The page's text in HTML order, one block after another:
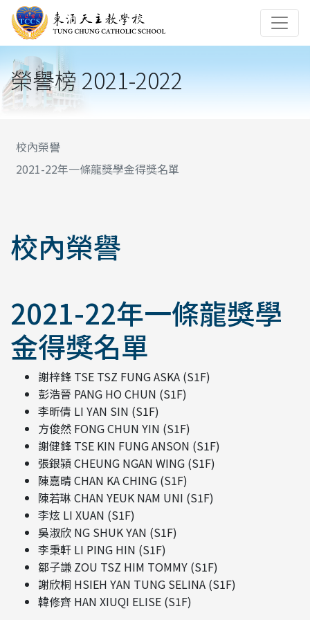
榮譽榜 2021-2022
校內榮譽
2021-22年一條龍獎學金得獎名單
校內榮譽
2021-22年一條龍獎學
金得獎名單
謝梓鋒 TSE TSZ FUNG ASKA (S1F)
彭浩晉 PANG HO CHUN (S1F)
李昕倩 LI YAN SIN (S1F)
方俊然 FONG CHUN YIN (S1F)
謝健鋒 TSE KIN FUNG ANSON (S1F)
張銀潁 CHEUNG NGAN WING (S1F)
陳嘉晴 CHAN KA CHING (S1F)
陳若琳 CHAN YEUK NAM UNI (S1F)
李炫 LI XUAN (S1F)
吳淑欣 NG SHUK YAN (S1F)
李秉軒 LI PING HIN (S1F)
鄒子謙 ZOU TSZ HIM TOMMY (S1F)
謝欣桐 HSIEH YAN TUNG SELINA (S1F)
韓修齊 HAN XIUQI ELISE (S1F)